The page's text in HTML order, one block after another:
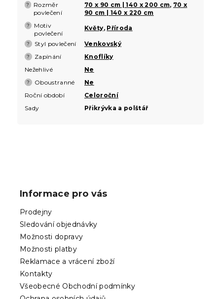
?
Rozměr
povlečení
70 x 90 cm | 140 x 200 cm, 70 x
90 cm | 140 x 220 cm
?
Motiv
povlečení
Květy, Příroda
? Styl povlečení Venkovský
? Zapínání
Knoflíky
Nežehlivé
Ne
? Oboustranné
Ne
Roční období
Celoroční
Sady
Přikrývka a polštář
Informace pro vás
Prodejny
Sledování objednávky
Možnosti dopravy
Možnosti platby
Reklamace a vrácení zboží
Kontakty
Všeobecné Obchodní podmínky